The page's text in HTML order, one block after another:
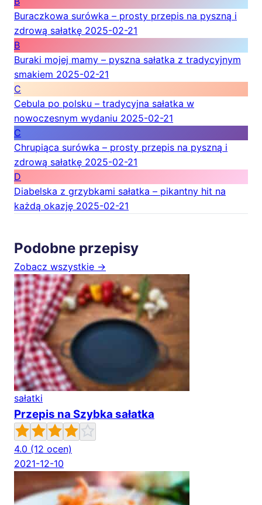
Buraczkowa surówka – prosty przepis na pyszną i
zdrową sałatkę 2025-02-21
B
Buraki mojej mamy – pyszna sałatka z tradycyjnym
smakiem 2025-02-21
C
Cebula po polsku – tradycyjna sałatka w
nowoczesnym wydaniu 2025-02-21
C
Chrupiąca surówka – prosty przepis na pyszną i
zdrową sałatkę 2025-02-21
D
Diabelska z grzybkami sałatka – pikantny hit na
każdą okazję 2025-02-21
Podobne przepisy
Zobacz wszystkie →
sałatki
Przepis na Szybka sałatka
4.0 (12 ocen)
2021-12-10